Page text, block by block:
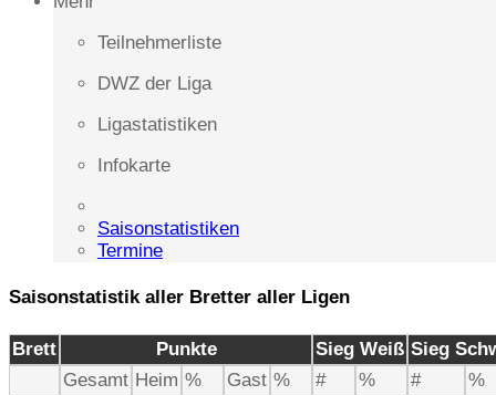
Teilnehmerliste
DWZ der Liga
Ligastatistiken
Infokarte
Saisonstatistiken
Termine
Saisonstatistik aller Bretter aller Ligen
Brett Punkte Sieg Weiß Sieg
Gesamt Heim % Gast % # % #
%